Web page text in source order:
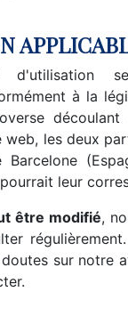
d'utilisation
à la
les deux
leur
être modifié,
sur notre